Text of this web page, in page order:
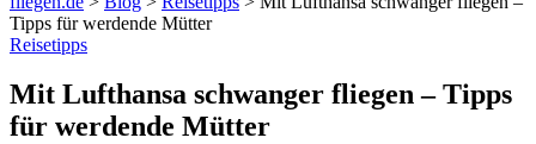
Tipps für werdende Mütter
Reisetipps
Mit Lufthansa schwanger fliegen – Tipps
für werdende Mütter